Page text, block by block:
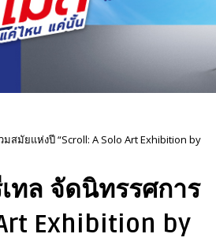
สมัยแห่งปี “Scroll: A Solo Art Exhibition by
ทล จัดนิทรรศการ
Exhibition by